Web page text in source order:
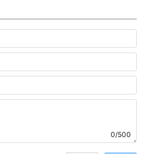
0/500